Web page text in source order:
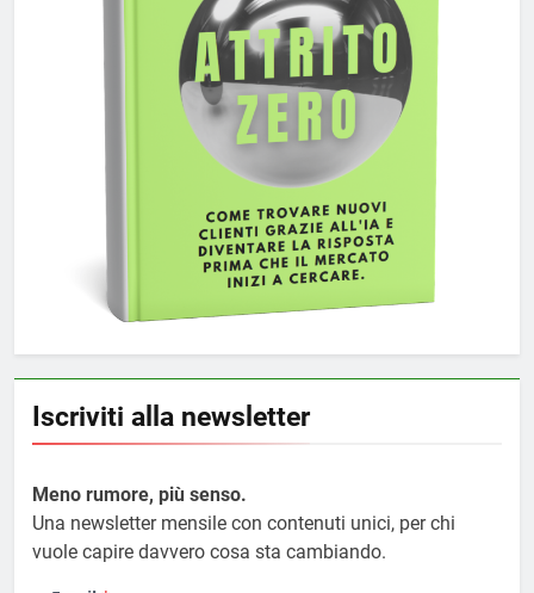
Iscriviti alla newsletter
Meno rumore, più senso.
Una newsletter mensile con contenuti unici, per chi
vuole capire davvero cosa sta cambiando.